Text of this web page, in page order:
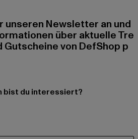
unseren Newsletter an und
über aktuelle Tre
Gutscheine von DefShop p
bist du interessiert?